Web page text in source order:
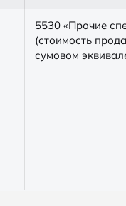
5530 «Прочие
(стоимость
сумовом